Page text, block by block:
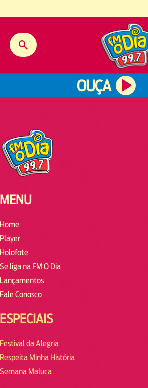
OUÇA
MENU
Home
Player
Holofote
Se liga na FM O Dia
Lançamentos
Fale Conosco
ESPECIAIS
Festival da Alegria
Respeita Minha História
Semana Maluca